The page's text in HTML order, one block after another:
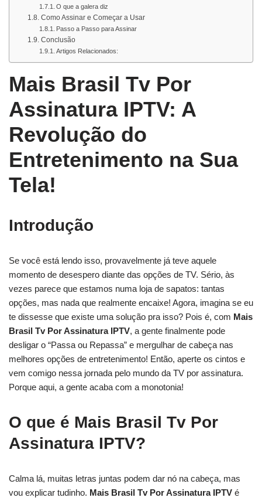
O que a galera diz
Como Assinar e Começar a Usar
Passo a Passo para Assinar
Conclusão
Artigos Relacionados:
Mais Brasil Tv Por
Assinatura IPTV: A
Revolução do
Entretenimento na Sua
Tela!
Introdução
Se você está lendo isso, provavelmente já teve aquele
momento de desespero diante das opções de TV. Sério, às
vezes parece que estamos numa loja de sapatos: tantas
opções, mas nada que realmente encaixe! Agora, imagina se eu
te dissesse que existe uma solução pra isso? Pois é, com Mais
Brasil Tv Por Assinatura IPTV, a gente finalmente pode
desligar o “Passa ou Repassa” e mergulhar de cabeça nas
melhores opções de entretenimento! Então, aperte os cintos e
vem comigo nessa jornada pelo mundo da TV por assinatura.
Porque aqui, a gente acaba com a monotonia!
O que é Mais Brasil Tv Por
Assinatura IPTV?
Calma lá, muitas letras juntas podem dar nó na cabeça, mas
vou explicar tudinho. Mais Brasil Tv Por Assinatura IPTV é